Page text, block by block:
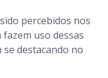
percebidos nos
uso dessas
destacando no